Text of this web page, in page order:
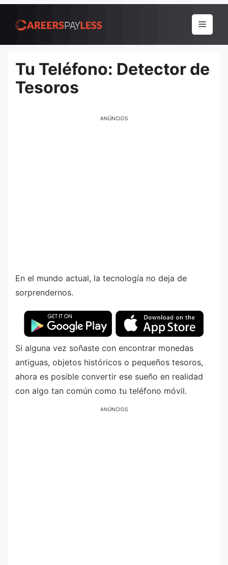
para
conteúdo
Menu
Tu Teléfono: Detector de
Tesoros
ANÚNCIOS
En el mundo actual, la tecnología no deja de
sorprendernos.
Si alguna vez soñaste con encontrar monedas
antiguas, objetos históricos o pequeños tesoros,
ahora es posible convertir ese sueño en realidad
con algo tan común como tu teléfono móvil.
ANÚNCIOS